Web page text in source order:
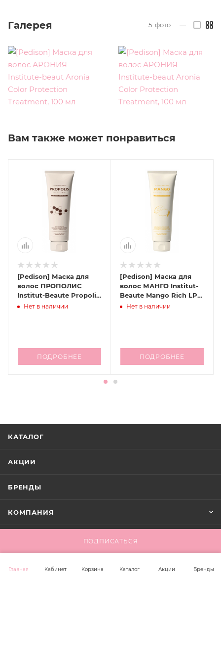
ПОДПИСАТЬСЯ
Галерея 5 фото
Вам также может понравиться
[Pedison] Маска для
волос ПРОПОЛИС
Institut-Beaute Propolis
LPP Treatment, 100 мл
Нет в наличии
ПОДРОБНЕЕ
[Pedison] Маска для
волос МАНГО Institut-
Beaute Mango Rich LPP
Treatment, 100 мл
Нет в наличии
ПОДРОБНЕЕ
КАТАЛОГ
АКЦИИ
БРЕНДЫ
КОМПАНИЯ
Главная Кабинет Корзина Каталог Акции Бренды